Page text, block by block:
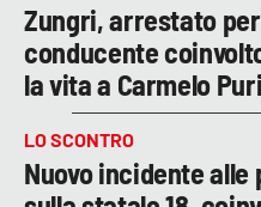
Zungri, arrestato
conducente
la vita a Carmelo
LO SCONTRO
Nuovo incidente